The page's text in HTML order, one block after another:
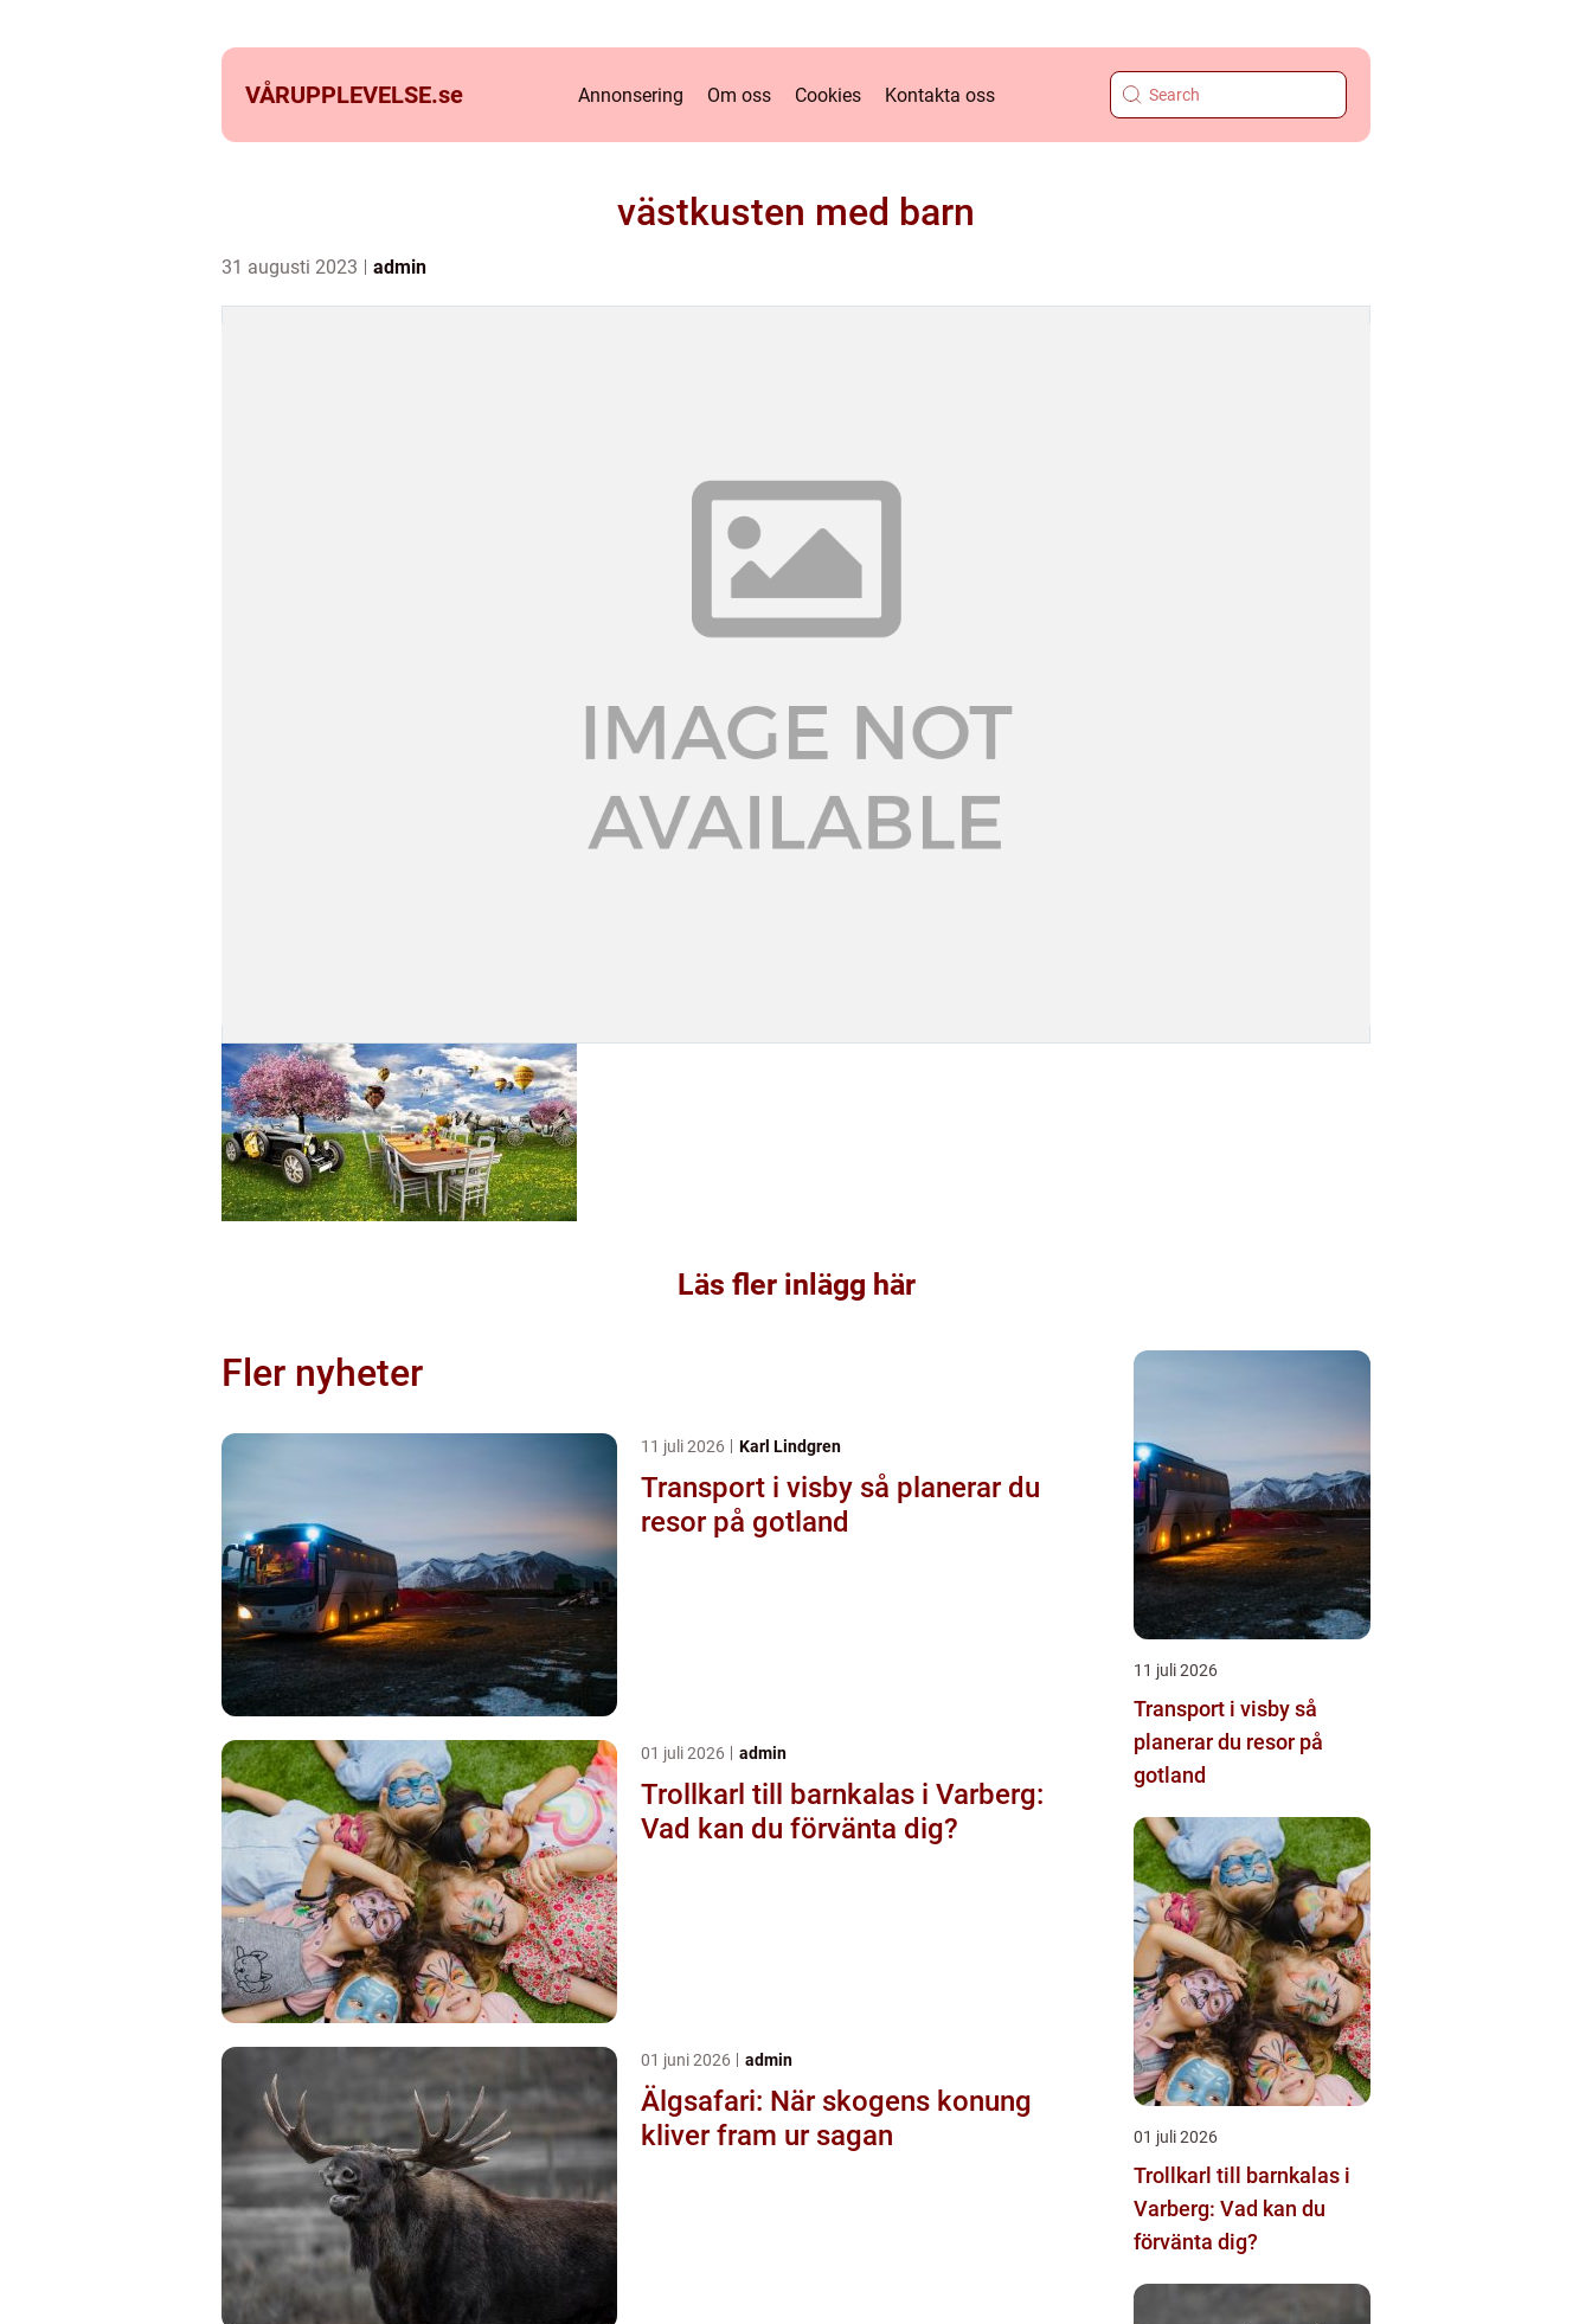
VÅRUPPLEVELSE.se Annonsering Om oss Cookies Kontakta oss
västkusten med barn
31 augusti 2023 admin
Läs fler inlägg här
Fler nyheter
11 juli 2026 Karl Lindgren
Transport i visby så planerar du
resor på gotland
01 juli 2026 admin
Trollkarl till barnkalas i Varberg:
Vad kan du förvänta dig?
01 juni 2026 admin
Älgsafari: När skogens konung
kliver fram ur sagan
11 juli 2026
Transport i visby så
planerar du resor på
gotland
01 juli 2026
Trollkarl till barnkalas i
Varberg: Vad kan du
förvänta dig?